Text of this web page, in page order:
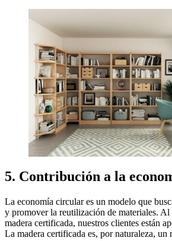
5. Contribución a la
La economía circular es un modelo que
y promover la reutilización de materiales. Al
madera certificada, nuestros clientes están
La madera certificada es, por naturaleza, un